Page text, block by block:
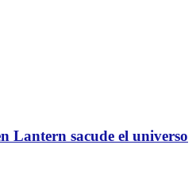
Lantern sacude el universo